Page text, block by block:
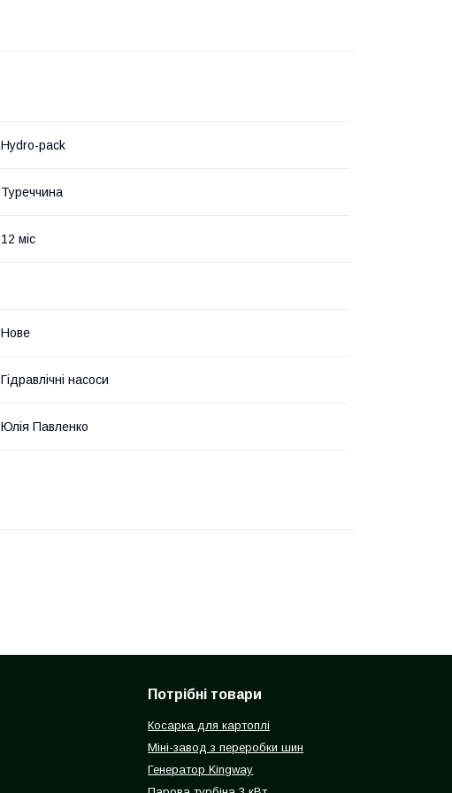
Hydro-pack
Туреччина
12 міс
Нове
Гідравлічні насоси
Юлія Павленко
Потрібні товари
Косарка для картоплі
Міні-завод з переробки шин
Генератор Kingway